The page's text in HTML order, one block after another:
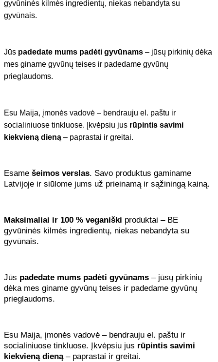
gyvūninės kilmės ingredientų, niekas nebandyta su
gyvūnais.
Jūs padedate mums padėti gyvūnams – jūsų pirkinių dėka
mes giname gyvūnų teises ir padedame gyvūnų
prieglaudoms.
Esu Maija, įmonės vadovė – bendrauju el. paštu ir
socialiniuose tinkluose. Įkvėpsiu jus rūpintis savimi
kiekvieną dieną – paprastai ir greitai.
Esame šeimos verslas. Savo produktus gaminame
Latvijoje ir siūlome jums už prieinamą ir sąžiningą kainą.
Maksimaliai ir 100 % veganiški produktai – BE
gyvūninės kilmės ingredientų, niekas nebandyta su
gyvūnais.
Jūs padedate mums padėti gyvūnams – jūsų pirkinių
dėka mes giname gyvūnų teises ir padedame gyvūnų
prieglaudoms.
Esu Maija, įmonės vadovė – bendrauju el. paštu ir
socialiniuose tinkluose. Įkvėpsiu jus rūpintis savimi
kiekvieną dieną– paprastai ir greitai.